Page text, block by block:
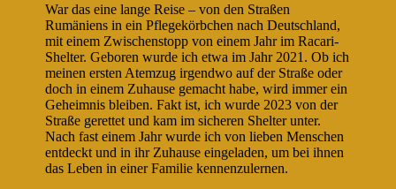
War das eine lange Reise – von den Straßen
Rumäniens in ein Pflegekörbchen nach Deutschland,
mit einem Zwischenstopp von einem Jahr im Racari-
Shelter. Geboren wurde ich etwa im Jahr 2021. Ob ich
meinen ersten Atemzug irgendwo auf der Straße oder
doch in einem Zuhause gemacht habe, wird immer ein
Geheimnis bleiben. Fakt ist, ich wurde 2023 von der
Straße gerettet und kam im sicheren Shelter unter.
Nach fast einem Jahr wurde ich von lieben Menschen
entdeckt und in ihr Zuhause eingeladen, um bei ihnen
das Leben in einer Familie kennenzulernen.